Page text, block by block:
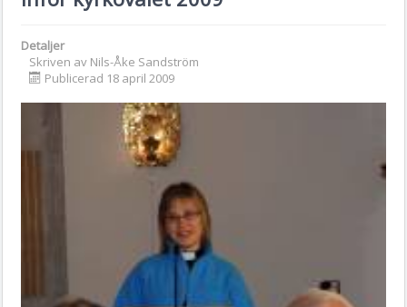
Detaljer
Skriven av Nils-Åke Sandström
Publicerad 18 april 2009